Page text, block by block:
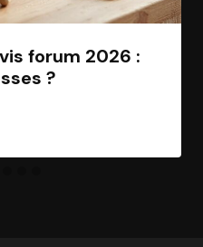
forum 2026 :
?